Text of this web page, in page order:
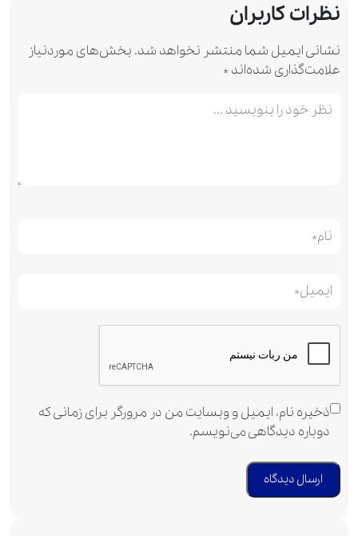
نظرات کاربران
نشانی ایمیل شما منتشر نخواهد شد. بخش‌های موردنیاز
علامت‌گذاری شده‌اند*
ذخیره نام، ایمیل و وبسایت من در مرورگر برای زمانی که
دوباره دیدگاهی می‌نویسم.